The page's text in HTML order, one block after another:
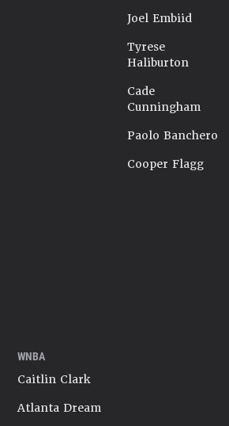
Joel Embiid
Tyrese
Haliburton
Cade
Cunningham
Paolo Banchero
Cooper Flagg
WNBA
Caitlin Clark
Atlanta Dream